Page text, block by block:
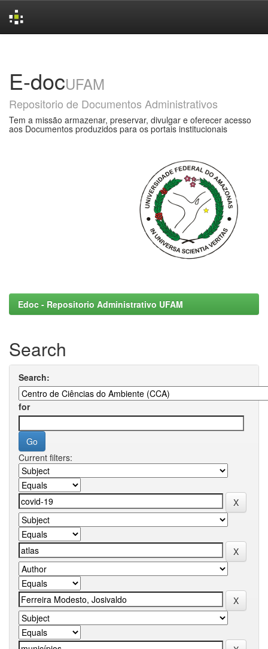
E-docUFAM
Repositorio de Documentos Administrativos
Tem a missão armazenar, preservar, divulgar e oferecer acesso
aos Documentos produzidos para os portais institucionais
Edoc - Repositorio Administrativo UFAM
Search
Search:
for
Current filters: